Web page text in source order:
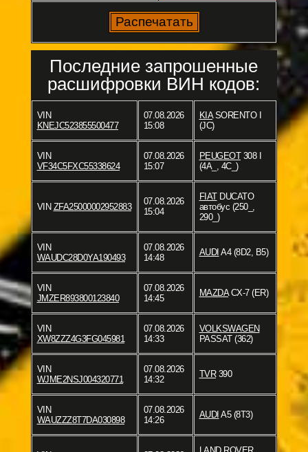
Последние запрошенные
расшифровки ВИН кодов:
VIN
KNEJC523855500477
07.08.2026
15:08
KIASORENTO I
(JC)
VIN
VF34C5FXC55338624
07.08.2026
15:07
PEUGEOT308 I
(4A_, 4C_)
VIN ZFA25000002952883
07.08.2026
15:04
FIATDUCATO
автобус (250_,
290_)
VIN
WAUDC28D0YA190493
07.08.2026
14:48
AUDI A4 (8D2, B5)
VIN
JMZER893800123840
07.08.2026
14:45
MAZDACX-7 (ER)
VIN
XW8ZZZ4G3FG045981
07.08.2026
14:33
VOLKSWAGEN
PASSAT (362)
VIN
WJME2NSJ004320771
07.08.2026
14:32
TVR390
VIN
WAUZZZ8T7DA030898
07.08.2026
14:26
AUDI A5 (8T3)